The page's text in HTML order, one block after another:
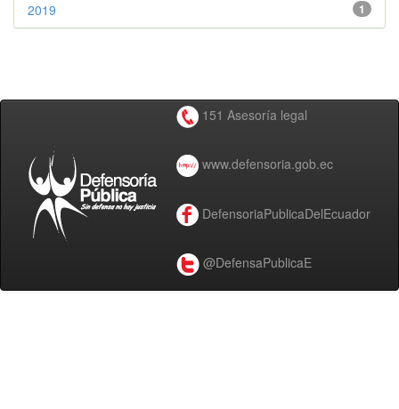
1
2019
151 Asesoría legal
www.defensoria.gob.ec
DefensoriaPublicaDelEcuador
@DefensaPublicaE